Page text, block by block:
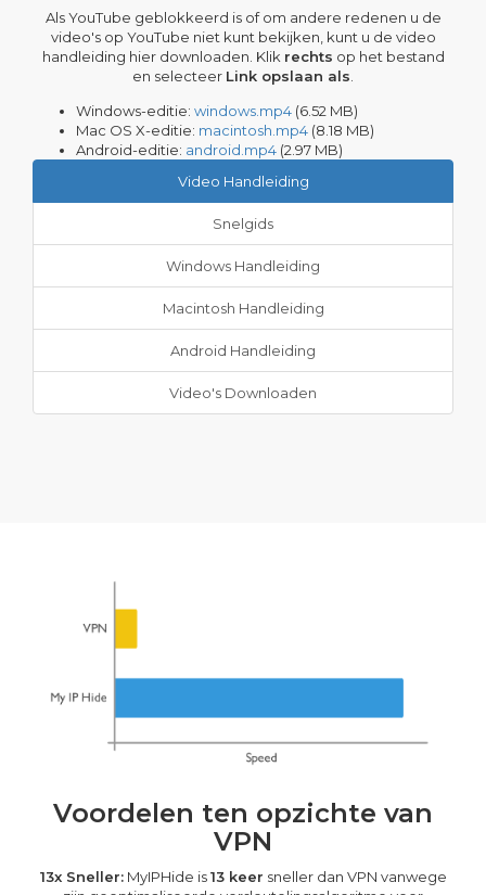
Als YouTube geblokkeerd is of om andere redenen u de
video's op YouTube niet kunt bekijken, kunt u de video
handleiding hier downloaden. Klik rechts op het bestand
en selecteer Link opslaan als.
Windows-editie: windows.mp4 (6.52 MB)
Mac OS X-editie: macintosh.mp4 (8.18 MB)
Android-editie: android.mp4 (2.97 MB)
Video Handleiding
Snelgids
Windows Handleiding
Macintosh Handleiding
Android Handleiding
Video's Downloaden
Voordelen ten opzichte van
VPN
13x Sneller:MyIPHide is13 keer sneller dan VPN vanwege